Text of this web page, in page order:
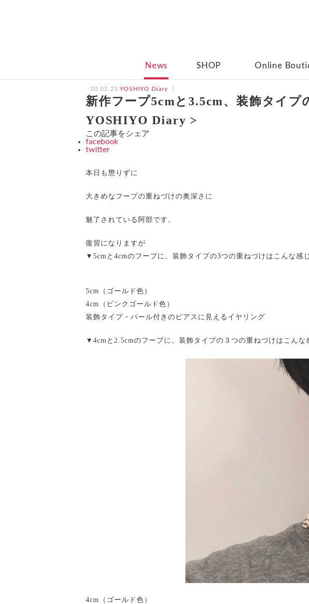
News SHOP Online
20.02.23 YOSHIYO Diary
新作フープ5cmと3.5cm、装飾タイプ
YOSHIYO Diary >
この記事をシェア
facebook
twitter
本日も懲りずに
大きめなフープの重ねづけの奥深さに
魅了されている阿部です。
復習になりますが
▼5cmと4cmのフープに、装飾タイプの3つの重ねづけはこんな感
5cm（ゴールド色）
4cm（ピンクゴールド色）
装飾タイプ・パール付きのピアスに見えるイヤリング
▼4cmと2.5cmのフープに、装飾タイプの３つの重ねづけはこんな
4cm（ゴールド色）